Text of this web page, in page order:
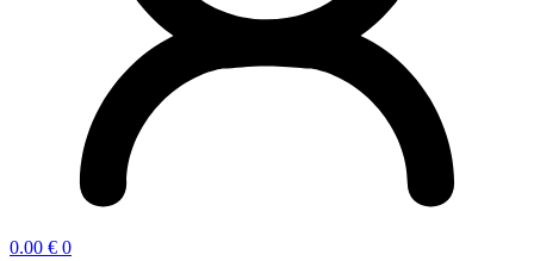
0.00 € 0